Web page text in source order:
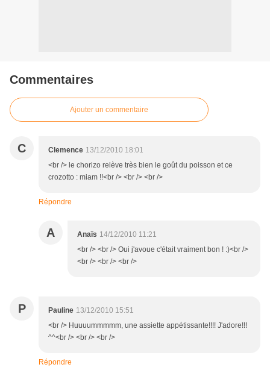
Commentaires
Ajouter un commentaire
C Clemence 13/12/2010 18:01
<br /> le chorizo relève très bien le goût du poisson et ce
crozotto : miam !!<br /> <br /> <br />
Répondre
A Anaïs 14/12/2010 11:21
<br /> <br /> Oui j'avoue c'était vraiment bon ! :)<br />
<br /> <br /> <br />
P Pauline 13/12/2010 15:51
<br /> Huuuummmmm, une assiette appétissante!!!! J'adore!!!
^^<br /> <br /> <br />
Répondre